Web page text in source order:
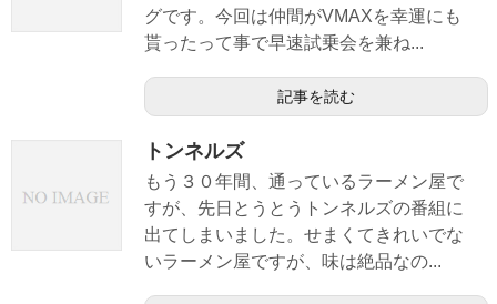
グです。今回は仲間がVMAXを幸運にも
貰ったって事で早速試乗会を兼ね...
記事を読む
トンネルズ
もう３０年間、通っているラーメン屋で
すが、先日とうとうトンネルズの番組に
出てしまいました。せまくてきれいでな
いラーメン屋ですが、味は絶品なの...